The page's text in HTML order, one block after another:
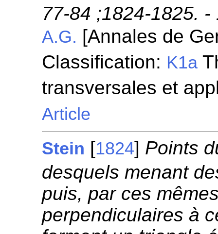
77-84 ;1824-1825.
A.G. [Annales de
Classification: K1a
transversales et
Article
Stein [1824] Points
desquels menant
puis, par ces
perpendiculaires à